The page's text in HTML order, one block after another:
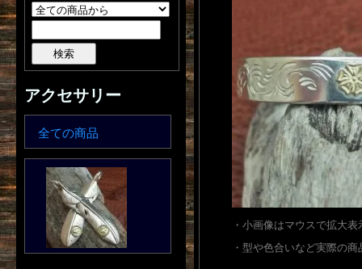
・小画像はマウスで拡大
・型や色合いなど実際の
アクセサリー
全ての商品